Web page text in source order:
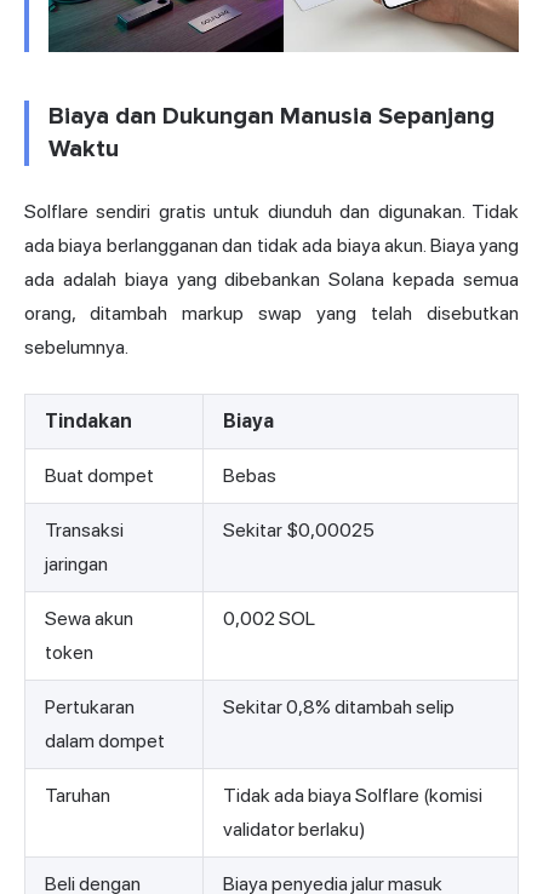
Biaya dan Dukungan Manusia Sepanjang
Waktu
Solflare sendiri gratis untuk diunduh dan digunakan. Tidak
ada biaya berlangganan dan tidak ada biaya akun. Biaya yang
ada adalah biaya yang dibebankan Solana kepada semua
orang, ditambah markup swap yang telah disebutkan
sebelumnya.
Tindakan Biaya
Buat dompet Bebas
Transaksi
jaringan
Sekitar $0,00025
Sewa akun
token
0,002 SOL
Pertukaran
dalam dompet
Sekitar 0,8% ditambah selip
Taruhan
Tidak ada biaya Solflare (komisi
validator berlaku)
Beli dengan
Biaya penyedia jalur masuk